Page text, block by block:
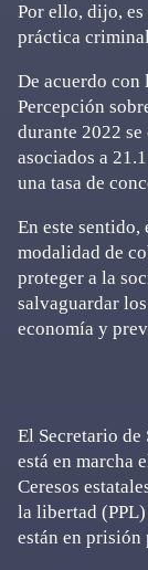
Por ello, dijo,
práctica
De acuerdo
Percepción
durante 2022
asociados a
una tasa de
En este
modalidad de
proteger a la
salvaguardar
economía y
El Secretario
está en marcha
Ceresos
la libertad (PPL)
están en prisión